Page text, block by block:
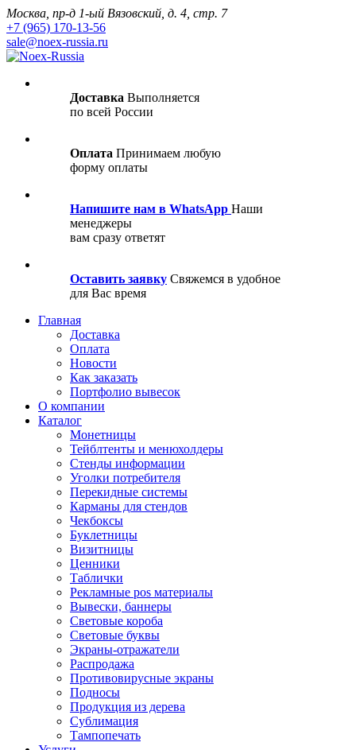
Москва, пр-д 1-ый Вязовский, д. 4, стр. 7
+7 (965) 170-13-56
sale@noex-russia.ru
Доставка Выполняется
по всей России
Оплата Принимаем любую
форму оплаты
Напишите нам в WhatsApp Наши
менеджеры
вам сразу ответят
Оставить заявку Свяжемся в удобное
для Вас время
Главная
Доставка
Оплата
Новости
Как заказать
Портфолио вывесок
О компании
Каталог
Монетницы
Тейблтенты и менюхолдеры
Стенды информации
Уголки потребителя
Перекидные системы
Карманы для стендов
Чекбоксы
Буклетницы
Визитницы
Ценники
Таблички
Рекламные pos материалы
Вывески, баннеры
Световые короба
Световые буквы
Экраны-отражатели
Распродажа
Противовирусные экраны
Подносы
Продукция из дерева
Сублимация
Тампопечать